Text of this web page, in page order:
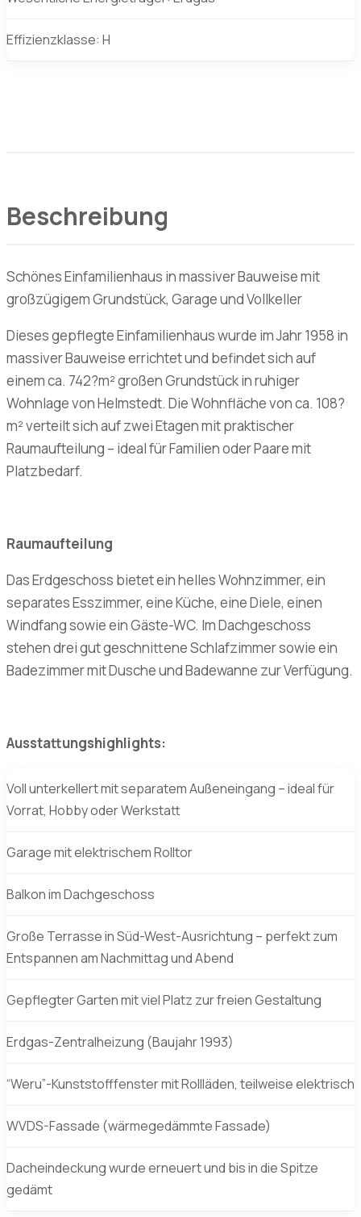
Effizienzklasse: H
Beschreibung
Schönes Einfamilienhaus in massiver Bauweise mit
großzügigem Grundstück, Garage und Vollkeller
Dieses gepflegte Einfamilienhaus wurde im Jahr 1958 in
massiver Bauweise errichtet und befindet sich auf
einem ca. 742?m² großen Grundstück in ruhiger
Wohnlage von Helmstedt. Die Wohnfläche von ca. 108?
m² verteilt sich auf zwei Etagen mit praktischer
Raumaufteilung – ideal für Familien oder Paare mit
Platzbedarf.
Raumaufteilung
Das Erdgeschoss bietet ein helles Wohnzimmer, ein
separates Esszimmer, eine Küche, eine Diele, einen
Windfang sowie ein Gäste-WC. Im Dachgeschoss
stehen drei gut geschnittene Schlafzimmer sowie ein
Badezimmer mit Dusche und Badewanne zur Verfügung.
Ausstattungshighlights:
Voll unterkellert mit separatem Außeneingang – ideal für
Vorrat, Hobby oder Werkstatt
Garage mit elektrischem Rolltor
Balkon im Dachgeschoss
Große Terrasse in Süd-West-Ausrichtung – perfekt zum
Entspannen am Nachmittag und Abend
Gepflegter Garten mit viel Platz zur freien Gestaltung
Erdgas-Zentralheizung (Baujahr 1993)
“Weru”-Kunststofffenster mit Rollläden, teilweise elektrisch
WVDS-Fassade (wärmegedämmte Fassade)
Dacheindeckung wurde erneuert und bis in die Spitze
gedämt